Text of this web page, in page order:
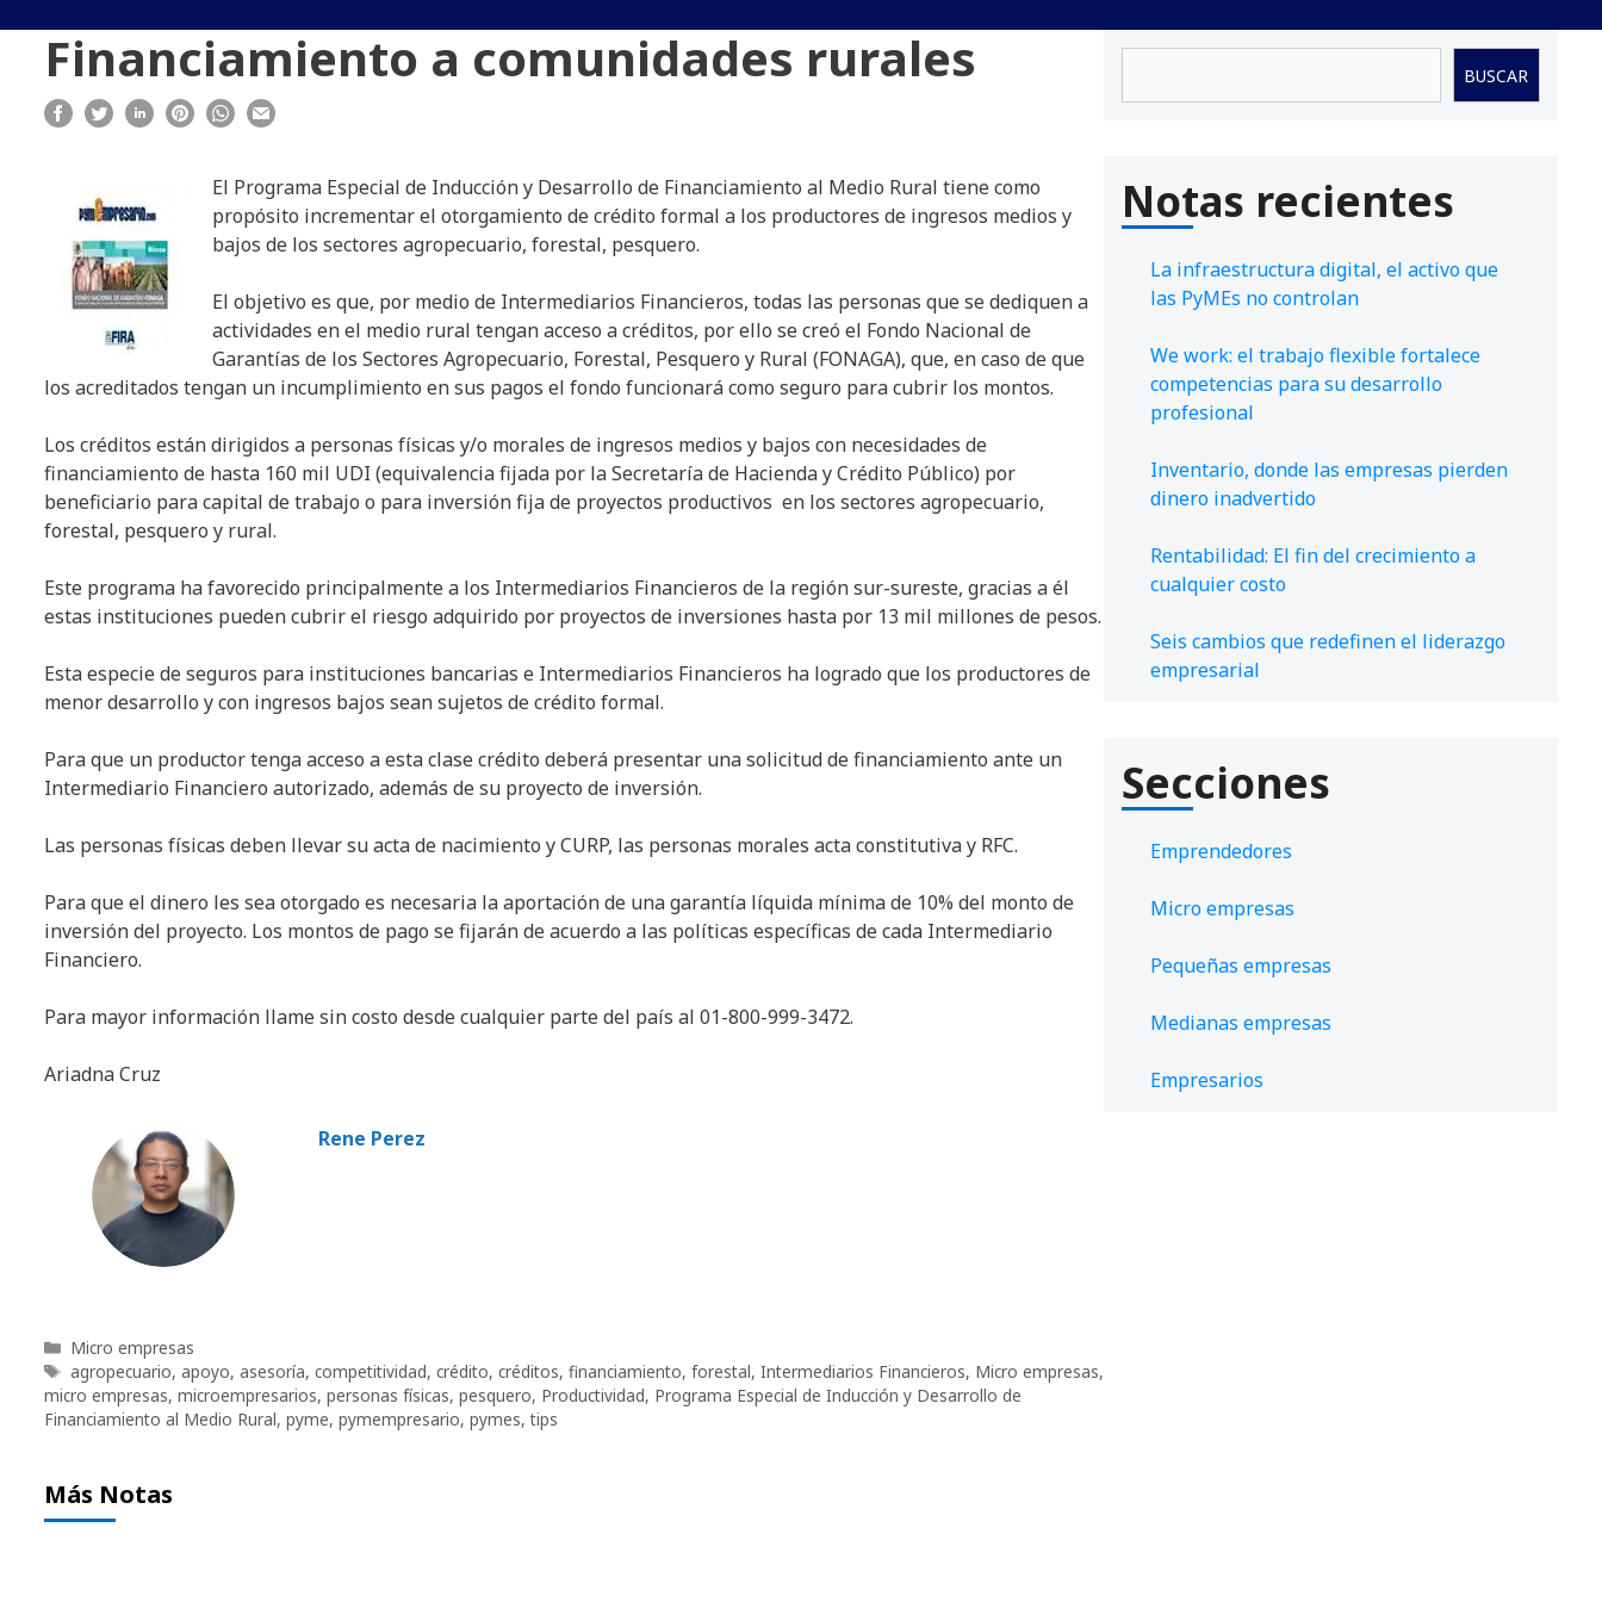
Financiamiento a comunidades rurales
El Programa Especial de Inducción y Desarrollo de Financiamiento al Medio Rural tiene como
propósito incrementar el otorgamiento de crédito formal a los productores de ingresos medios y
bajos de los sectores agropecuario, forestal, pesquero.
El objetivo es que, por medio de Intermediarios Financieros, todas las personas que se dediquen a
actividades en el medio rural tengan acceso a créditos, por ello se creó el Fondo Nacional de
Garantías de los Sectores Agropecuario, Forestal, Pesquero y Rural (FONAGA), que, en caso de que
los acreditados tengan un incumplimiento en sus pagos el fondo funcionará como seguro para cubrir los montos.
Los créditos están dirigidos a personas físicas y/o morales de ingresos medios y bajos con necesidades de
financiamiento de hasta 160 mil UDI (equivalencia fijada por la Secretaría de Hacienda y Crédito Público) por
beneficiario para capital de trabajo o para inversión fija de proyectos productivos en los sectores agropecuario,
forestal, pesquero y rural.
Este programa ha favorecido principalmente a los Intermediarios Financieros de la región sur-sureste, gracias a él
estas instituciones pueden cubrir el riesgo adquirido por proyectos de inversiones hasta por 13 mil millones de pesos.
Esta especie de seguros para instituciones bancarias e Intermediarios Financieros ha logrado que los productores de
menor desarrollo y con ingresos bajos sean sujetos de crédito formal.
Para que un productor tenga acceso a esta clase crédito deberá presentar una solicitud de financiamiento ante un
Intermediario Financiero autorizado, además de su proyecto de inversión.
Las personas físicas deben llevar su acta de nacimiento y CURP, las personas morales acta constitutiva y RFC.
Para que el dinero les sea otorgado es necesaria la aportación de una garantía líquida mínima de 10% del monto de
inversión del proyecto. Los montos de pago se fijarán de acuerdo a las políticas específicas de cada Intermediario
Financiero.
Para mayor información llame sin costo desde cualquier parte del país al 01-800-999-3472.
Ariadna Cruz
Rene Perez
Categorías
Micro empresas
Etiquetas
agropecuario, apoyo, asesoría, competitividad, crédito, créditos, financiamiento, forestal, Intermediarios Financieros, Micro empresas,
micro empresas, microempresarios, personas físicas, pesquero, Productividad, Programa Especial de Inducción y Desarrollo de
Financiamiento al Medio Rural, pyme, pymempresario, pymes,tips
Más Notas
BUSCAR
Notas recientes
La infraestructura digital, el activo que
las PyMEs no controlan
We work: el trabajo flexible fortalece
competencias para su desarrollo
profesional
Inventario, donde las empresas pierden
dinero inadvertido
Rentabilidad: El fin del crecimiento a
cualquier costo
Seis cambios que redefinen el liderazgo
empresarial
Secciones
Emprendedores
Micro empresas
Pequeñas empresas
Medianas empresas
Empresarios